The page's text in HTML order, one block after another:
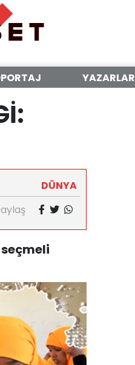
YAZARLAR
DÜNYA